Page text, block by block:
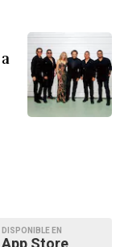
DISPONIBLE EN
App Store